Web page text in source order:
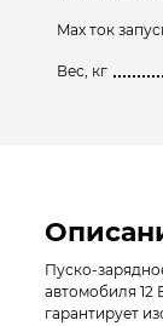
Max ток
Вес, кг
Пуско-
автомобиля 12
гарантирует